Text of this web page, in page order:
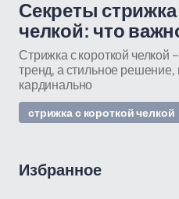
Секреты стрижка
челкой: что
Стрижка с короткой челкой
тренд, а стильное решение,
кардинально
стрижка с короткой челкой
Избранное